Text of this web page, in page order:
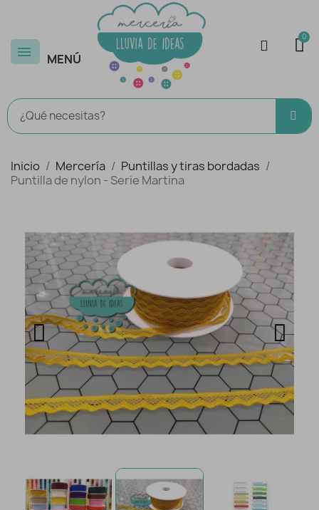
MENÚ
Inicio Mercería
Puntillas y tiras bordadas
Puntilla de nylon - Serie Martina